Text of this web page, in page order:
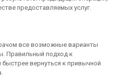
предоставляемых услуг.
все возможные варианты
Правильный подход к
вернуться к привычной